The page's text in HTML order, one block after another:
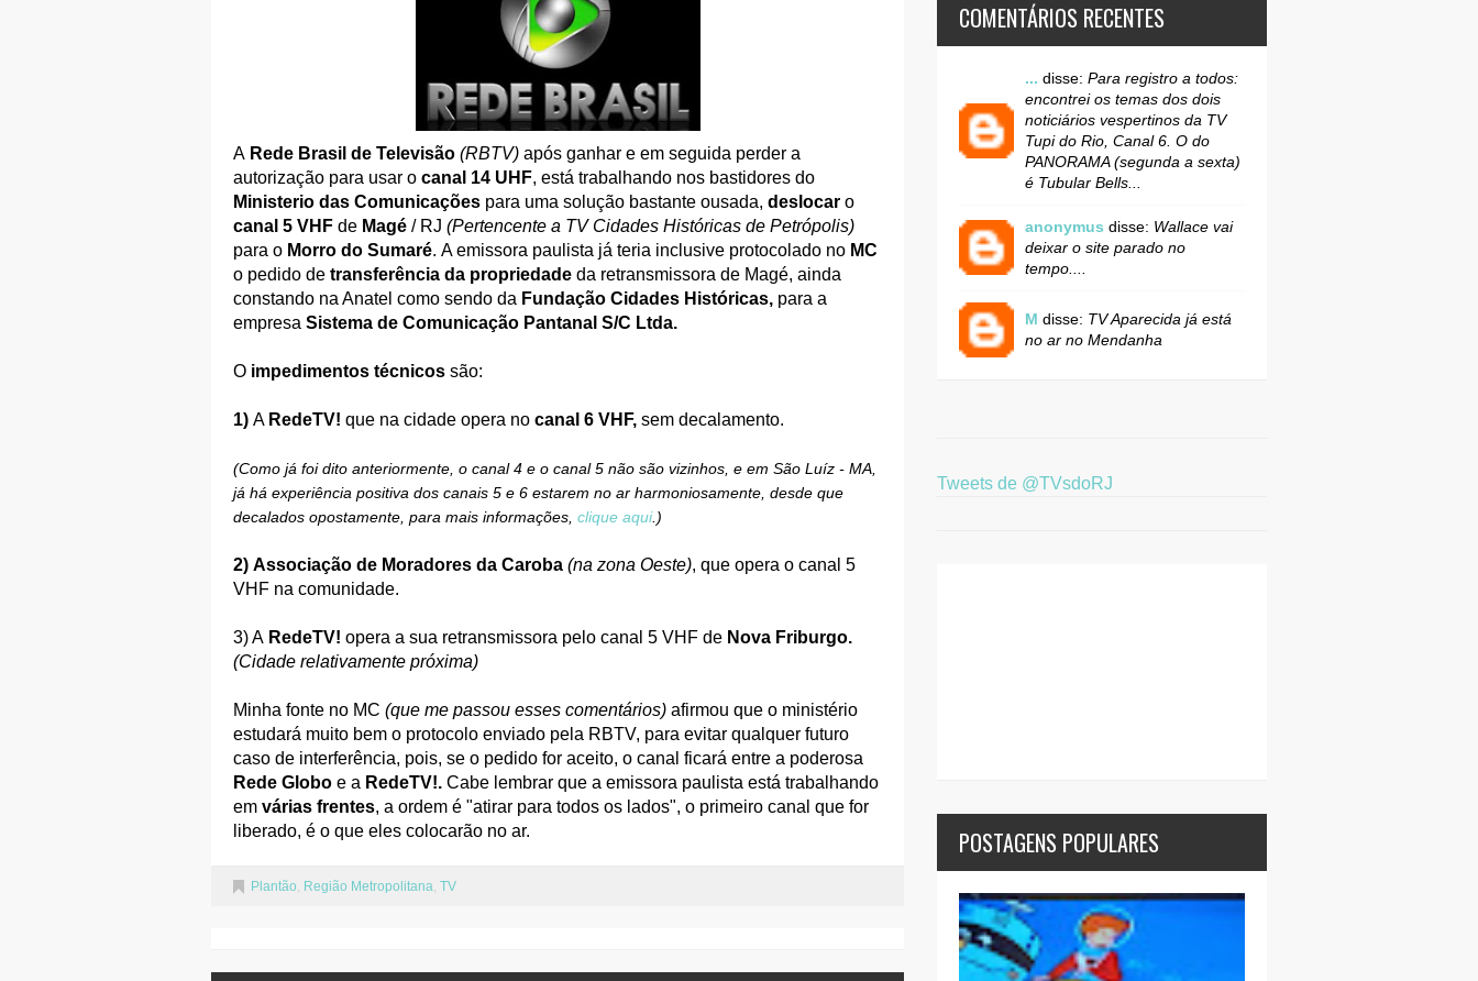
A Rede Brasil de Televisão (RBTV) após ganhar e em seguida perder a
autorização para usar o canal 14 UHF, está trabalhando nos bastidores do
Ministerio das Comunicações para uma solução bastante ousada, deslocar o
canal 5 VHF de Magé / RJ (Pertencente a TV Cidades Históricas de Petrópolis)
para o Morro do Sumaré. A emissora paulista já teria inclusive protocolado no MC
o pedido de transferência da propriedade da retransmissora de Magé, ainda
constando na Anatel como sendo da Fundação Cidades Históricas, para a
empresa Sistema de Comunicação Pantanal S/C Ltda.
O impedimentos técnicos são:
1) A RedeTV! que na cidade opera no canal 6 VHF, sem decalamento.
(Como já foi dito anteriormente, o canal 4 e o canal 5 não são vizinhos, e em São Luíz - MA,
já há experiência positiva dos canais 5 e 6 estarem no ar harmoniosamente, desde que
decalados opostamente, para mais informações, clique aqui.)
2) Associação de Moradores da Caroba (na zona Oeste), que opera o canal 5
VHF na comunidade.
3) A RedeTV! opera a sua retransmissora pelo canal 5 VHF de Nova Friburgo.
(Cidade relativamente próxima)
Minha fonte no MC (que me passou esses comentários) afirmou que o ministério
estudará muito bem o protocolo enviado pela RBTV, para evitar qualquer futuro
caso de interferência, pois, se o pedido for aceito, o canal ficará entre a poderosa
Rede Globo e a RedeTV!. Cabe lembrar que a emissora paulista está trabalhando
em várias frentes, a ordem é "atirar para todos os lados", o primeiro canal que for
liberado, é o que eles colocarão no ar.
Plantão Região Metropolitana TV
COMENTÁRIOS RECENTES
... disse: Para registro a todos:
encontrei os temas dos dois
noticiários vespertinos da TV
Tupi do Rio, Canal 6. O do
PANORAMA (segunda a sexta)
é Tubular Bells...
anonymus disse: Wallace vai
deixar o site parado no
tempo....
M disse: TV Aparecida já está
no ar no Mendanha
Tweets de @TVsdoRJ
POSTAGENS POPULARES